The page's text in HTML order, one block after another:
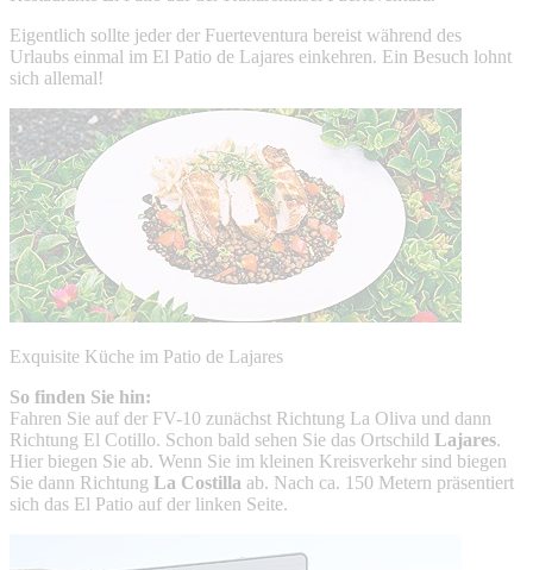
Eigentlich sollte jeder der Fuerteventura bereist während des
Urlaubs einmal im El Patio de Lajares einkehren. Ein Besuch lohnt
sich allemal!
Exquisite Küche im Patio de Lajares
So finden Sie hin:
Fahren Sie auf der FV-10 zunächst Richtung La Oliva und dann
Richtung El Cotillo. Schon bald sehen Sie das Ortschild Lajares.
Hier biegen Sie ab. Wenn Sie im kleinen Kreisverkehr sind biegen
Sie dann Richtung La Costilla ab. Nach ca. 150 Metern präsentiert
sich das El Patio auf der linken Seite.